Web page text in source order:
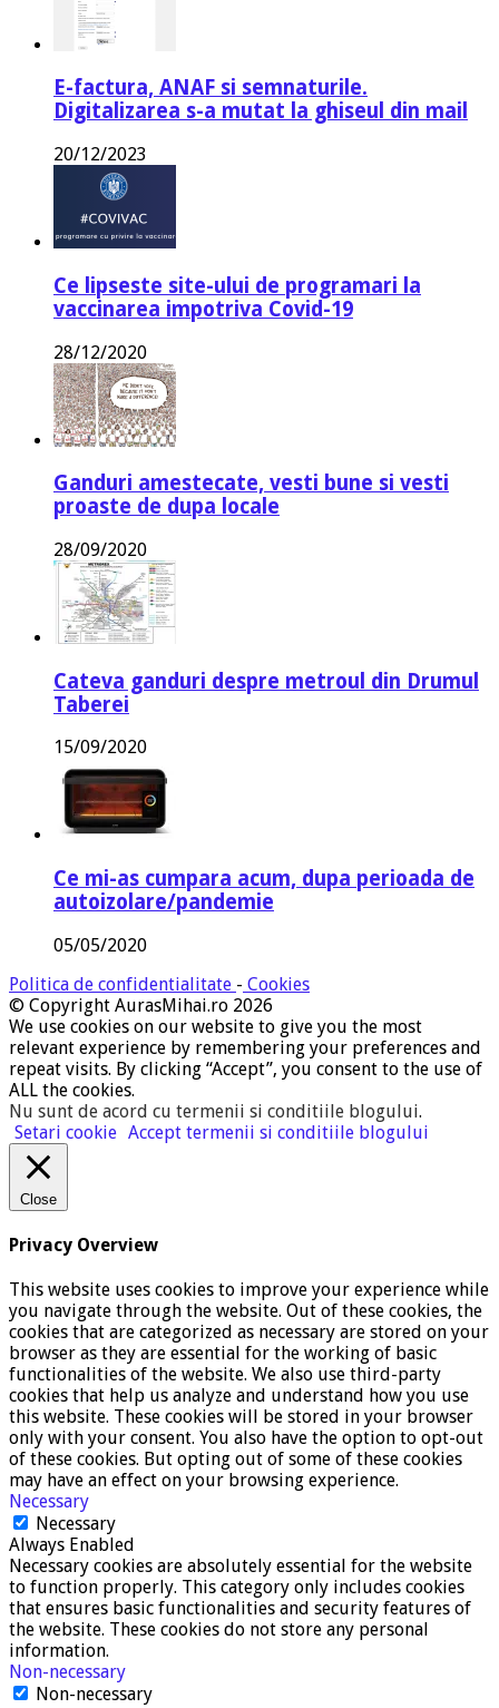
E-factura, ANAF si semnaturile.
Digitalizarea s-a mutat la ghiseul din mail
20/12/2023
Ce lipseste site-ului de programari la
vaccinarea impotriva Covid-19
28/12/2020
Ganduri amestecate, vesti bune si vesti
proaste de dupa locale
28/09/2020
Cateva ganduri despre metroul din Drumul
Taberei
15/09/2020
Ce mi-as cumpara acum, dupa perioada de
autoizolare/pandemie
05/05/2020
Politica de confidentialitate - Cookies
© Copyright AurasMihai.ro 2026
We use cookies on our website to give you the most
relevant experience by remembering your preferences and
repeat visits. By clicking “Accept”, you consent to the use of
ALL the cookies.
Nu sunt de acord cu termenii si conditiile blogului.
Setari cookie Accept termenii si conditiile blogului
Close
Privacy Overview
This website uses cookies to improve your experience while
you navigate through the website. Out of these cookies, the
cookies that are categorized as necessary are stored on your
browser as they are essential for the working of basic
functionalities of the website. We also use third-party
cookies that help us analyze and understand how you use
this website. These cookies will be stored in your browser
only with your consent. You also have the option to opt-out
of these cookies. But opting out of some of these cookies
may have an effect on your browsing experience.
Necessary
Necessary
Always Enabled
Necessary cookies are absolutely essential for the website
to function properly. This category only includes cookies
that ensures basic functionalities and security features of
the website. These cookies do not store any personal
information.
Non-necessary
Non-necessary